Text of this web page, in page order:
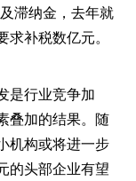
滞纳金，去年就
补税数亿元。
是行业竞争加
叠加的结果。随
机构或将进一步
的头部企业有望